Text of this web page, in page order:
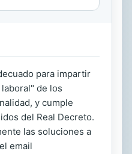
para impartir
de los
y cumple
del Real Decreto.
las soluciones a
email